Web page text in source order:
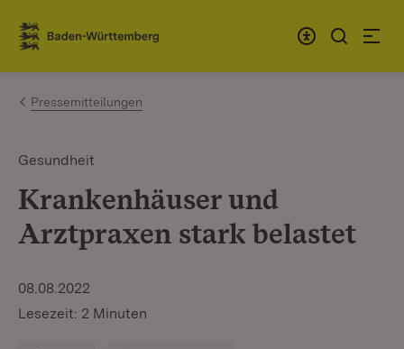
Zum Inhalt springen
Link zur Startseite
Pressemitteilungen
Gesundheit
Krankenhäuser und
Arztpraxen stark belastet
08.08.2022
Lesezeit: 2 Minuten